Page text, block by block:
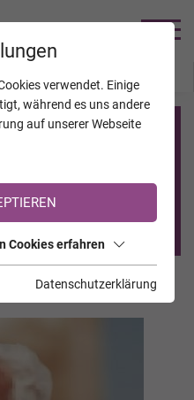
TrauerHilfe.it
registriert?
<<
verwendet. Einige
während es uns andere
auf unserer Webseite
Cookies erfahren
Datenschutzerklärung
VERSTORBENE